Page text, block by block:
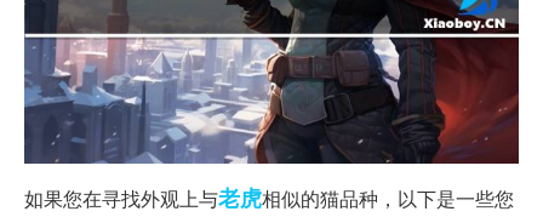
如果您在寻找外观上与老虎相似的猫品种，以下是一些您